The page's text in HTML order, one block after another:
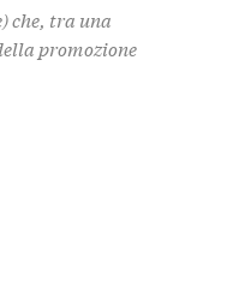
che, tra una
promozione